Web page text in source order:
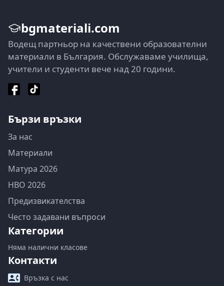
bgmateriali.com
Водещ партньор на качествени образователни
материали в България. Обслужаваме училища,
учители и студенти вече над 20 години.
Бързи връзки
За нас
Материали
Матура 2026
НВО 2026
Предизвикателства
Често задавани въпроси
Категории
Няма налични класове
Контакти
Връзка с нас